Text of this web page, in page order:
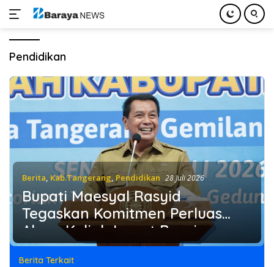
konten
Pendidikan
Berita, Kab.Tangerang, Pendidikan 28 Juli 2026
Bupati Maesyal Rasyid
Tegaskan Komitmen Perluas
Akses Kuliah Lewat Beasiswa
Tangerang Gemilang
Berita Terkait